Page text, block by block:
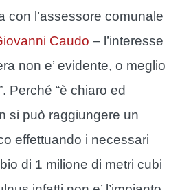
con l’assessore comunale
Caudo – l’interesse
non e’ evidente, o meglio
Perché “è chiaro ed
si può raggiungere un
effettuando i necessari
di 1 milione di metri cubi